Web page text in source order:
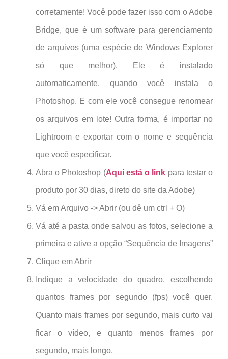
corretamente! Você pode fazer isso com o Adobe
Bridge, que é um software para gerenciamento
de arquivos (uma espécie de Windows Explorer
só que melhor). Ele é instalado
automaticamente, quando você instala o
Photoshop. E com ele você consegue renomear
os arquivos em lote! Outra forma, é importar no
Lightroom e exportar com o nome e sequência
que você especificar.
Abra o Photoshop (Aqui está o link para testar o
produto por 30 dias, direto do site da Adobe)
Vá em Arquivo -> Abrir (ou dê um ctrl + O)
Vá até a pasta onde salvou as fotos, selecione a
primeira e ative a opção “Sequência de Imagens”
Clique em Abrir
Indique a velocidade do quadro, escolhendo
quantos frames por segundo (fps) você quer.
Quanto mais frames por segundo, mais curto vai
ficar o vídeo, e quanto menos frames por
segundo, mais longo.